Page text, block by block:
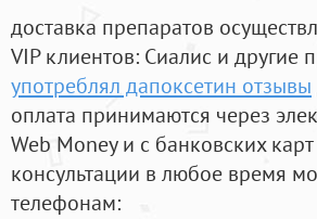
доставка препаратов
VIP клиентов: Сиалис и
употреблял дапоксетин отзывы
оплата принимаются через
Web Money и с банковских
консультации в любое время
телефонам: